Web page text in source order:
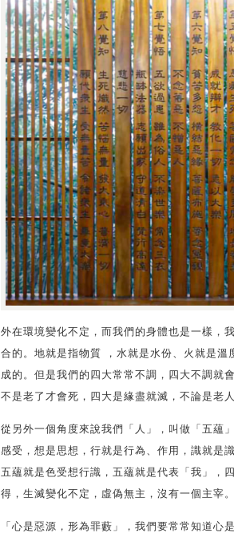
外在環境變化不定，而我們的身體也是一樣，
合的。地就是指物質 ，水就是水份、火就是溫
成的。但是我們的四大常常不調，四大不調就
不是老了才會死，四大是緣盡就滅，不論是老
從另外一個角度來說我們「人」，叫做「五蘊
感受，想是思想，行就是行為、作用，識就是
五蘊就是色受想行識，五蘊就是代表「我」，
得，生滅變化不定，虛偽無主，沒有一個主宰。
「心是惡源，形為罪藪」，我們要常常知道心